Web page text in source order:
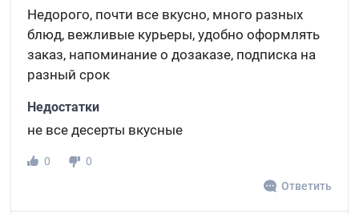
Недорого, почти все вкусно, много разных
блюд, вежливые курьеры, удобно оформлять
заказ, напоминание о дозаказе, подписка на
разный срок
Недостатки
не все десерты вкусные
0
0
Ответить